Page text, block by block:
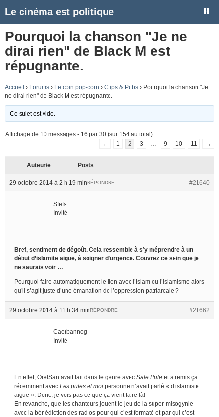
Le cinéma est politique
Pourquoi la chanson "Je ne
dirai rien" de Black M est
répugnante.
Accueil › Forums › Le coin pop-corn › Clips & Pubs › Pourquoi la chanson "Je
ne dirai rien" de Black M est répugnante.
Ce sujet est vide.
Affichage de 10 messages - 16 par 30 (sur 154 au total)
←
1 2 3 9 10 11 →
Auteur/e Posts
29 octobre 2014 à 2 h 19 min #21640
RÉPONDRE
Sfefs
Invité
Bref, sentiment de dégoût. Cela ressemble à s’y méprendre à un
début d’islamite aiguë, à soigner d’urgence. Couvrez ce sein que je
ne saurais voir …
Pourquoi faire automatiquement le lien avec l’Islam ou l’islamisme alors
qu’il s’agit juste d’une émanation de l’oppression patriarcale ?
29 octobre 2014 à 11 h 34 min #21662
RÉPONDRE
Caerbannog
Invité
En effet, OrelSan avait fait dans le genre avec Sale Pute et a remis ça
récemment avec Les putes et moi personne n’avait parlé « d’islamiste
aïgue ». Donc, je vois pas ce que ça vient faire là!
En revanche, que les chanteurs jouent le jeu de la super-misogynie
avec la bénédiction des radios pour qui c’est formaté et par qui c’est